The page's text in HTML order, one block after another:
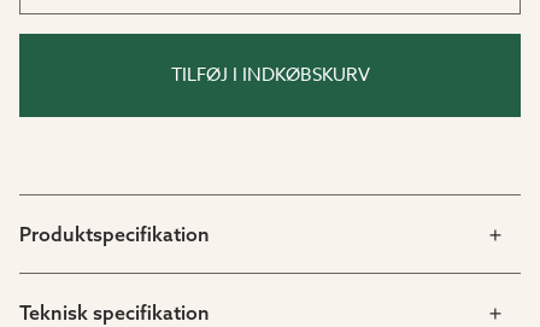
TILFØJ I INDKØBSKURV
Produktspecifikation
Teknisk specifikation